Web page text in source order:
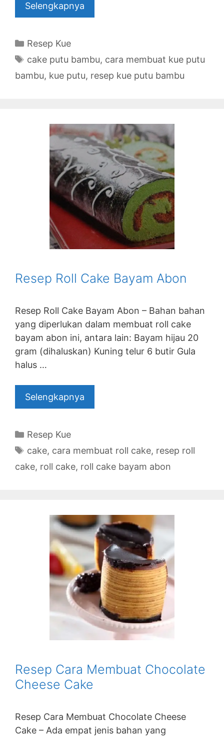
Selengkapnya
Categories
Resep Kue
Tags
cake putu bambu, cara membuat kue putu
bambu, kue putu, resep kue putu bambu
Resep Roll Cake Bayam Abon
Resep Roll Cake Bayam Abon – Bahan bahan
yang diperlukan dalam membuat roll cake
bayam abon ini, antara lain: Bayam hijau 20
gram (dihaluskan) Kuning telur 6 butir Gula
halus …
Selengkapnya
Categories
Resep Kue
Tags
cake, cara membuat roll cake, resep roll
cake, roll cake, roll cake bayam abon
Resep Cara Membuat Chocolate
Cheese Cake
Resep Cara Membuat Chocolate Cheese
Cake – Ada empat jenis bahan yang